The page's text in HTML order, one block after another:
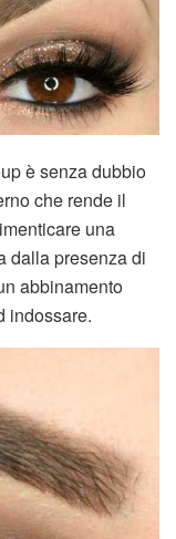
è senza dubbio
che rende il
una
dalla presenza di
abbinamento
indossare.